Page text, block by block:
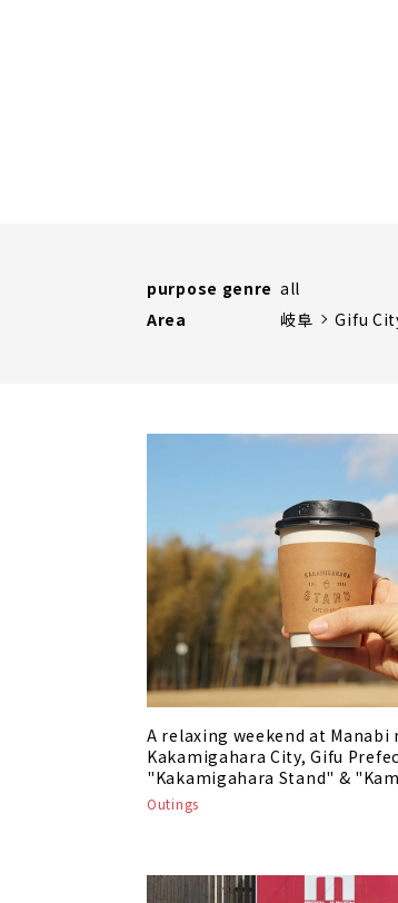
purpose genre all
Area
岐阜 Gifu
A relaxing weekend at Manabi
Kakamigahara City, Gifu
"Kakamigahara Stand" &
Shokudo"
Outings